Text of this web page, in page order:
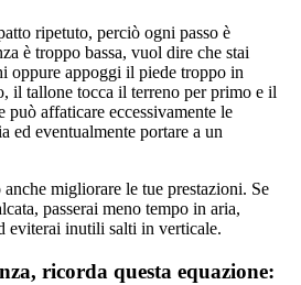
ripetuto, perciò ogni passo è
è troppo bassa, vuol dire che stai
oppure appoggi il piede troppo in
il tallone tocca il terreno per primo e il
affaticare eccessivamente le
ed eventualmente portare a un
migliorare le tue prestazioni. Se
passerai meno tempo in aria,
eviterai inutili salti in verticale.
ricorda questa equazione: